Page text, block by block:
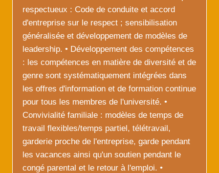
respectueux : Code de conduite et accord
d'entreprise sur le respect ; sensibilisation
généralisée et développement de modèles de
leadership. • Développement des compétences
: les compétences en matière de diversité et de
genre sont systématiquement intégrées dans
les offres d'information et de formation continue
pour tous les membres de l'université. •
Convivialité familiale : modèles de temps de
travail flexibles/temps partiel, télétravail,
garderie proche de l'entreprise, garde pendant
les vacances ainsi qu'un soutien pendant le
congé parental et le retour à l'emploi. •